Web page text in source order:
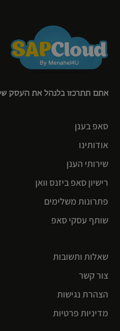
אתם תתרכזו בלנהל את העסק
סאפ בענן
אודותינו
שירותי הענן
רישיון סאפ ביזנס וואן
פתרונות משלימים
שותף עסקי סאפ
שאלות ותשובות
צור קשר
הצהרת נגישות
מדיניות פרטיות